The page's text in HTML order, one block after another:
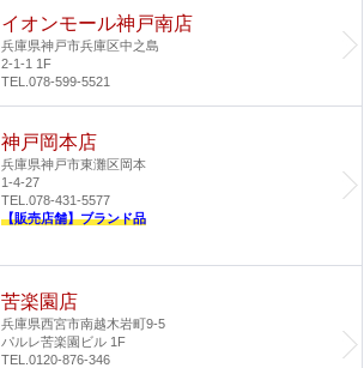
イオンモール神戸南店
兵庫県神戸市兵庫区中之島
2-1-1 1F
TEL.078-599-5521
神戸岡本店
兵庫県神戸市東灘区岡本
1-4-27
TEL.078-431-5577
【販売店舗】ブランド品
苦楽園店
兵庫県西宮市南越木岩町9-5
パルレ苦楽園ビル 1F
TEL.0120-876-346